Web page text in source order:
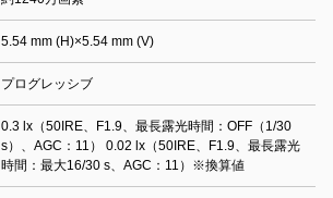
5.54 mm (H)×5.54 mm (V)
プログレッシブ
0.3 lx（50IRE、F1.9、最長露光時間：OFF（1/30
s）、AGC：11） 0.02 lx（50IRE、F1.9、最長露光
時間：最大16/30 s、AGC：11）※換算値